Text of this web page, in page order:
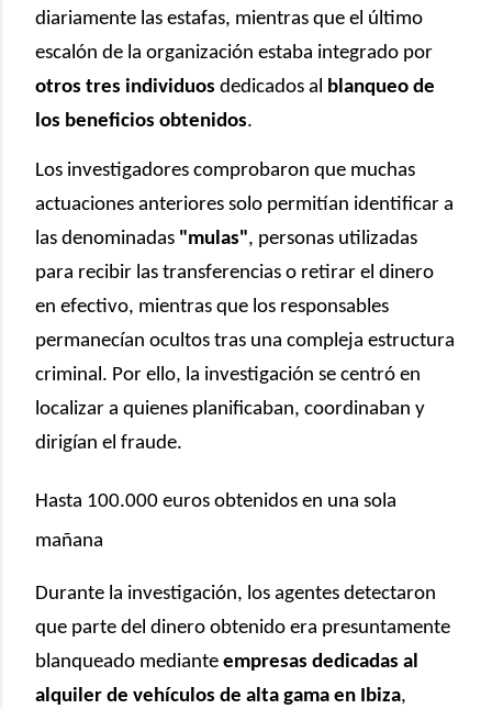
diariamente las estafas, mientras que el último
escalón de la organización estaba integrado por
otros tres individuos dedicados al
blanqueo de
los beneficios obtenidos.
Los investigadores comprobaron que muchas
actuaciones anteriores solo permitían identificar a
las denominadas "mulas", personas utilizadas
para recibir las transferencias o retirar el dinero
en efectivo, mientras que los responsables
permanecían ocultos tras una compleja estructura
criminal. Por ello, la investigación se centró en
localizar a quienes planificaban, coordinaban y
dirigían el fraude.
Hasta 100.000 euros obtenidos en una sola
mañana
Durante la investigación, los agentes detectaron
que parte del dinero obtenido era presuntamente
blanqueado mediante empresas dedicadas al
alquiler de vehículos de alta gama en Ibiza,